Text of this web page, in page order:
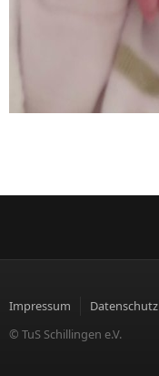
Impressum Datenschutz
© TuS Schillingen e.V.